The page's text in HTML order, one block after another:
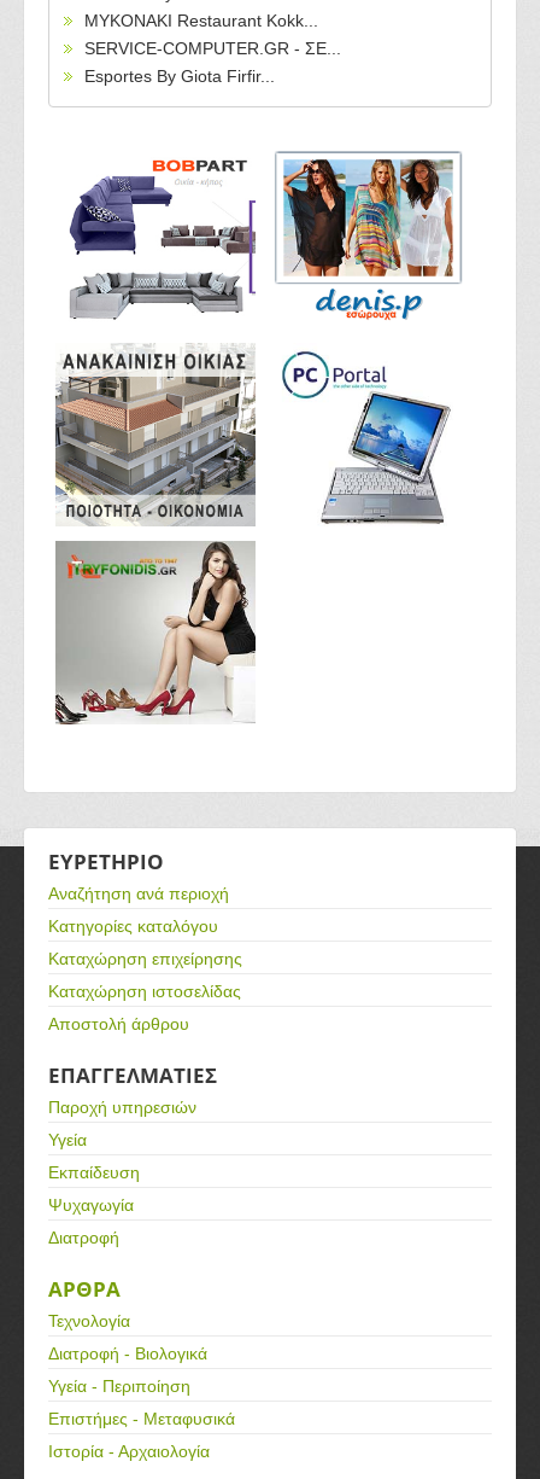
MYKONAKI Restaurant Kokk...
SERVICE-COMPUTER.GR - ΣΕ...
Esportes By Giota Firfir...
ΕΥΡΕΤΗΡΙΟ
Αναζήτηση ανά περιοχή
Κατηγορίες καταλόγου
Καταχώρηση επιχείρησης
Καταχώρηση ιστοσελίδας
Αποστολή άρθρου
ΕΠΑΓΓΕΛΜΑΤΙΕΣ
Παροχή υπηρεσιών
Υγεία
Εκπαίδευση
Ψυχαγωγία
Διατροφή
ΑΡΘΡΑ
Τεχνολογία
Διατροφή - Βιολογικά
Υγεία - Περιποίηση
Επιστήμες - Μεταφυσικά
Ιστορία - Αρχαιολογία